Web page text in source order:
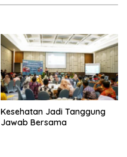
Kesehatan Jadi Tanggung
Jawab Bersama